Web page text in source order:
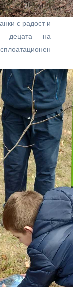
с радост и
децата на